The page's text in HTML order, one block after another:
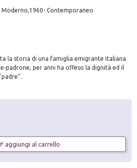
Moderno,1960- Contemporaneo
la storia di una famiglia emigrante italiana
padrone, per anni ha offeso la dignità ed il
aggiungi al carrello